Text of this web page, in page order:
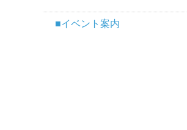
■イベント案内